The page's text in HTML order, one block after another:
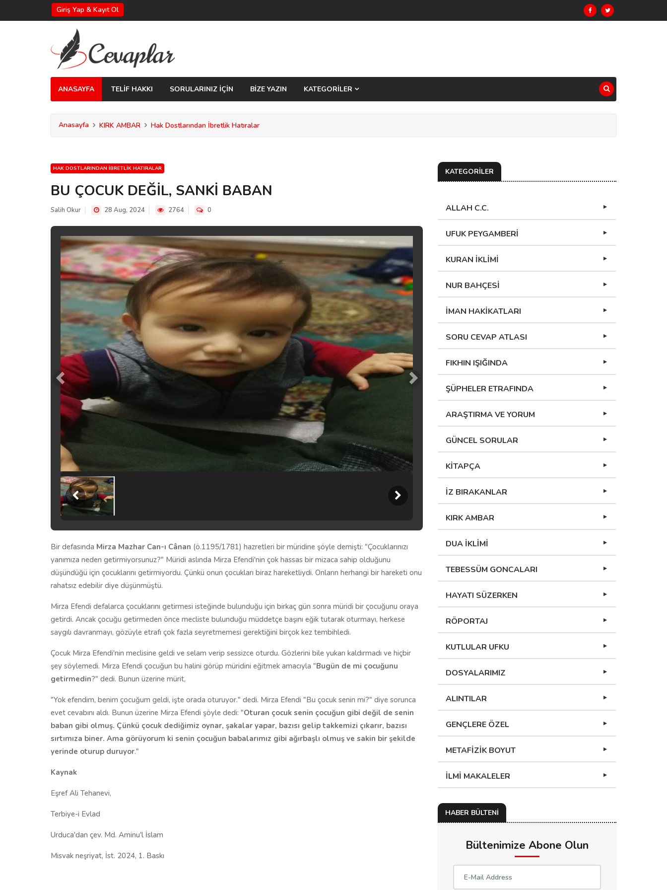
Giriş Yap & Kayıt Ol
ANASAYFA TELİF HAKKI SORULARINIZ İÇİN BİZE YAZIN KATEGORİLER
Anasayfa KIRK AMBAR Hak Dostlarından İbretlik Hatıralar
HAK DOSTLARINDAN İBRETLIK HATIRALAR
BU ÇOCUK DEĞİL, SANKİ BABAN
Salih Okur 28 Aug, 2024 2764 0
Bir defasında Mirza Mazhar Can-ı Cânan (ö.1195/1781) hazretleri bir müridine şöyle demişti: "Çocuklarınızı
yanımıza neden getirmiyorsunuz?" Müridi aslında Mirza Efendi'nin çok hassas bir mizaca sahip olduğunu
düşündüğü için çocuklarını getirmiyordu. Çünkü onun çocukları biraz hareketliydi. Onların herhangi bir hareketi onu
rahatsız edebilir diye düşünmüştü.
Mirza Efendi defalarca çocuklarını getirmesi isteğinde bulunduğu için birkaç gün sonra müridi bir çocuğunu oraya
getirdi. Ancak çocuğu getirmeden önce mecliste bulunduğu müddetçe başını eğik tutarak oturmayı, herkese
saygılı davranmayı, gözüyle etrafı çok fazla seyretmemesi gerektiğini birçok kez tembihledi.
Çocuk Mirza Efendi'nin meclisine geldi ve selam verip sessizce oturdu. Gözlerini bile yukarı kaldırmadı ve hiçbir
şey söylemedi. Mirza Efendi çocuğun bu halini görüp müridini eğitmek amacıyla "Bugün de mi çocuğunu
getirmedin?" dedi. Bunun üzerine mürit,
"Yok efendim, benim çocuğum geldi, işte orada oturuyor." dedi. Mirza Efendi "Bu çocuk senin mi?" diye sorunca
evet cevabını aldı. Bunun üzerine Mirza Efendi şöyle dedi: "Oturan çocuk senin çocuğun gibi değil de senin
baban gibi olmuş. Çünkü çocuk dediğimiz oynar, şakalar yapar, bazısı gelip takkemizi çıkarır, bazısı
sırtımıza biner. Ama görüyorum ki senin çocuğun babalarımız gibi ağırbaşlı olmuş ve sakin bir şekilde
yerinde oturup duruyor."
Kaynak
Eşref Ali Tehanevi,
Terbiye-i Evlad
Urduca'dan çev. Md. Aminu'l İslam
Misvak neşriyat, İst. 2024, 1. Baskı
KATEGORİLER
ALLAH C.C.
UFUK PEYGAMBERİ
KURAN İKLİMİ
NUR BAHÇESİ
İMAN HAKİKATLARI
SORU CEVAP ATLASI
FIKHIN IŞIĞINDA
ŞÜPHELER ETRAFINDA
ARAŞTIRMA VE YORUM
GÜNCEL SORULAR
KİTAPÇA
İZ BIRAKANLAR
KIRK AMBAR
DUA İKLİMİ
TEBESSÜM GONCALARI
HAYATI SÜZERKEN
RÖPORTAJ
KUTLULAR UFKU
DOSYALARIMIZ
ALINTILAR
GENÇLERE ÖZEL
METAFİZİK BOYUT
İLMİ MAKALELER
HABER BÜLTENİ
Bültenimize Abone Olun